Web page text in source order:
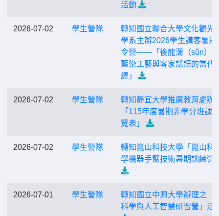
活動
2026-07-02 學生營隊
轉知國立聯合大學文化觀光
學系主辦2026學生講客暑期
令營——「後龍漘（sǔn）
藍染工藝與客家話語的當代
譯」
2026-07-02 學生營隊
轉知靜宜大學推廣教育處辦
「115年度暑期非學分班課
覽表」
2026-07-02 學生營隊
轉知崑山科技大學「崑山科
學機器手臂技術暑期訓練營
2026-07-01 學生營隊
轉知國立中興大學辦理之「
科學與人工智慧研習營」活